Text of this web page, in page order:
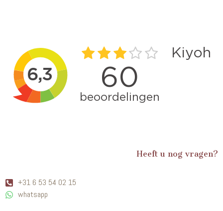
Heeft u nog vragen?
+31 6 53 54 02 15
whatsapp